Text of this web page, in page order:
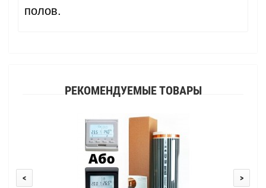
полов.
РЕКОМЕНДУЕМЫЕ ТОВАРЫ
< >